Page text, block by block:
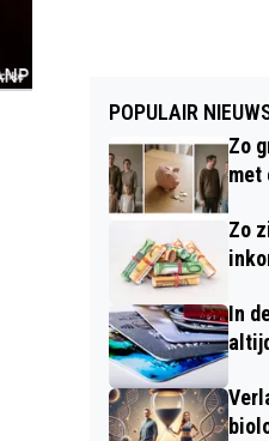
POPULAIR
Zo
met
Zo
In